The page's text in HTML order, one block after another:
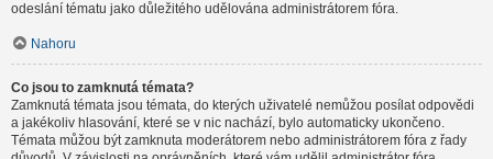
odeslání tématu jako důležitého udělována administrátorem fóra.
Nahoru
Co jsou to zamknutá témata?
Zamknutá témata jsou témata, do kterých uživatelé nemůžou posílat odpovědi
a jakékoliv hlasování, které se v nic nachází, bylo automaticky ukončeno.
Témata můžou být zamknuta moderátorem nebo administrátorem fóra z řady